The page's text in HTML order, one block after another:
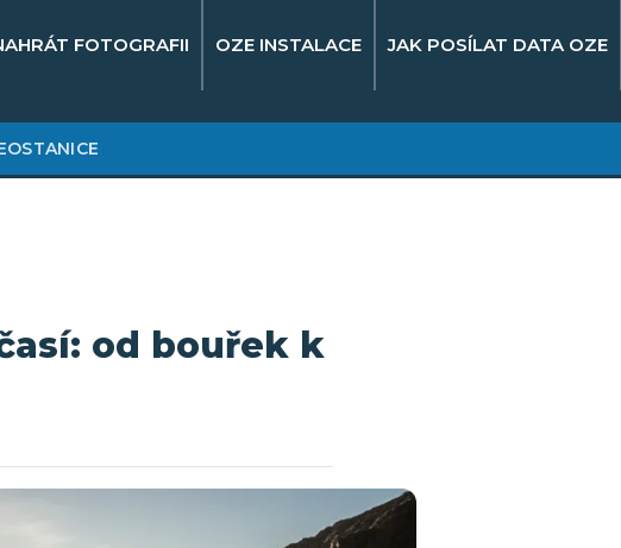
FOTOGRAFII OZE INSTALACE JAK POSÍLAT DATA OZE
od bouřek k